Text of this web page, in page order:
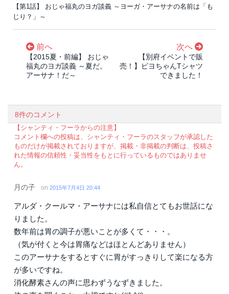
【第1話】 おじゃ福丸のヨガ談義 ～ヨーガ・アーサナの名前は「も
じり？」～
前へ
【2015夏・前編】 おじゃ
福丸のヨガ談義 ～夏だ。
アーサナ！だ～
次へ
【別府イベントで販
売！】ピヨちゃんTシャツ
できました！
8件のコメント
【シャンティ・フーラからの注意】
コメント欄への投稿は、シャンティ・フーラのスタッフが承認した
ものだけが掲載されておりますが、掲載・非掲載の判断は、投稿さ
れた情報の信頼性・妥当性をもとに行っているものではありませ
ん。
月の子 on 2015年7月4日 20:44
アルダ・クールマ・アーサナには私自信とてもお世話にな
りました。
数年前は胃の調子が悪いことが多くて・・・。
（気が付くと今は胃痛などはほとんどありません）
このアーサナをするとすぐに胃がすっきりして楽になる方
が多いですね。
消化酵素さんの声に思わずうなずきました。